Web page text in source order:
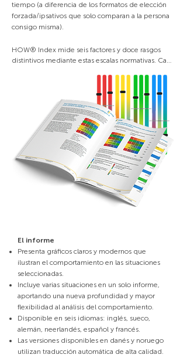
tiempo (a diferencia de los formatos de elección
forzada/ipsativos que solo comparan a la persona
consigo misma).
HOW® Index mide seis factores y doce rasgos
distintivos mediante estas escalas normativas. Cada
tendencias conductuales y la expresión de las
emociones. El modelo también mide el
comportamiento en diferentes contextos, lo que se
conoce como comportamientos adaptados.
Hasta ahora, se han desarrollado más de 30
situaciones del mundo real, cada una de las cuales
describe contextos comunes a los que las personas
hacen frente en su día a día.
El informe
Presenta gráficos claros y modernos que
ilustran el comportamiento en las situaciones
seleccionadas.
Incluye varias situaciones en un solo informe,
aportando una nueva profundidad y mayor
flexibilidad al análisis del comportamiento.
Disponible en seis idiomas: inglés, sueco,
alemán, neerlandés, español y francés.
Las versiones disponibles en danés y noruego
utilizan traducción automática de alta calidad.